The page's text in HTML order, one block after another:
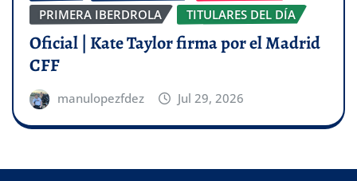
PRIMERA IBERDROLA
TITULARES DEL DÍA
Oficial | Kate Taylor firma por el Madrid
CFF
manulopezfdez Jul 29, 2026